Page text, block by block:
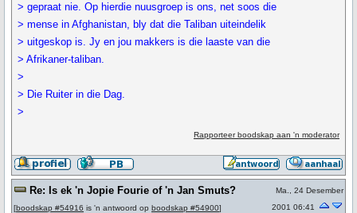
> gepraat nie. Op hierdie nuusgroep is ons, net soos die
> mense in Afghanistan, bly dat die Taliban uiteindelik
> uitgeskop is. Jy en jou makkers is die laaste van die
> Afrikaner-taliban.
>
> Die Ruiter in die Dag.
>
Rapporteer boodskap aan 'n moderator
Re: Is ek 'n Jopie Fourie of 'n Jan Smuts?
[boodskap #54916 is 'n antwoord op boodskap #54900]
Ma., 24 Desember
2001 06:41